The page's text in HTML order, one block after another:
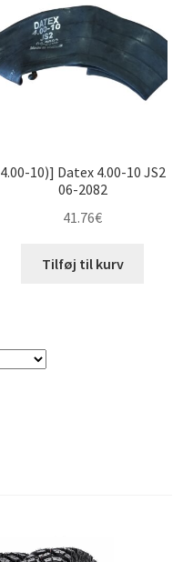
4.00-10)] Datex 4.00-10 JS2
06-2082
41.76€
Tilføj til kurv